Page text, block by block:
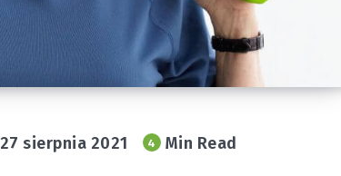
27 sierpnia 2021 4 Min Read